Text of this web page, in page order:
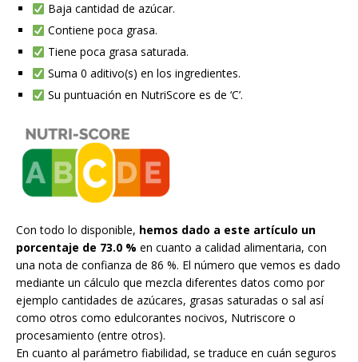
Baja cantidad de azúcar.
Contiene poca grasa.
Tiene poca grasa saturada.
Suma 0 aditivo(s) en los ingredientes.
Su puntuación en NutriScore es de ‘C’.
Con todo lo disponible, hemos dado a este artículo un
porcentaje de 73.0 % en cuanto a calidad alimentaria, con
una nota de confianza de 86 %. El número que vemos es dado
mediante un cálculo que mezcla diferentes datos como por
ejemplo cantidades de azúcares, grasas saturadas o sal así
como otros como edulcorantes nocivos, Nutriscore o
procesamiento (entre otros).
En cuanto al parámetro fiabilidad, se traduce en cuán seguros